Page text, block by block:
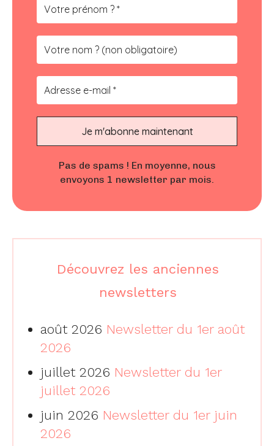
Pas de spams ! En moyenne, nous
envoyons 1 newsletter par mois.
Découvrez les anciennes
newsletters
août 2026 Newsletter du 1er août
2026
juillet 2026 Newsletter du 1er
juillet 2026
juin 2026 Newsletter du 1er juin
2026